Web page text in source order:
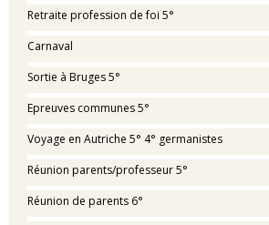
Retraite profession de foi 5°
Carnaval
Sortie à Bruges 5°
Epreuves communes 5°
Voyage en Autriche 5° 4° germanistes
Réunion parents/professeur 5°
Réunion de parents 6°